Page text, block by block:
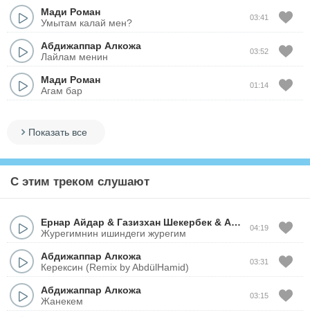
Мади Роман
Умытам калай мен?
03:41
Абдижаппар Алкожа
Лайлам менин
03:52
Мади Роман
Агам бар
01:14
Показать все
С этим треком слушают
Ернар Айдар & Газизхан Шекербек & Абдижаппар Алкожа
Журегимнин ишиндеги журегим
04:19
Абдижаппар Алкожа
Керексин (Remix by AbdülHamid)
03:31
Абдижаппар Алкожа
Жанекем
03:15